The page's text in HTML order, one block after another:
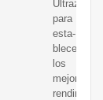
Ultrazym,
para
esta-
blecer
los
mejores